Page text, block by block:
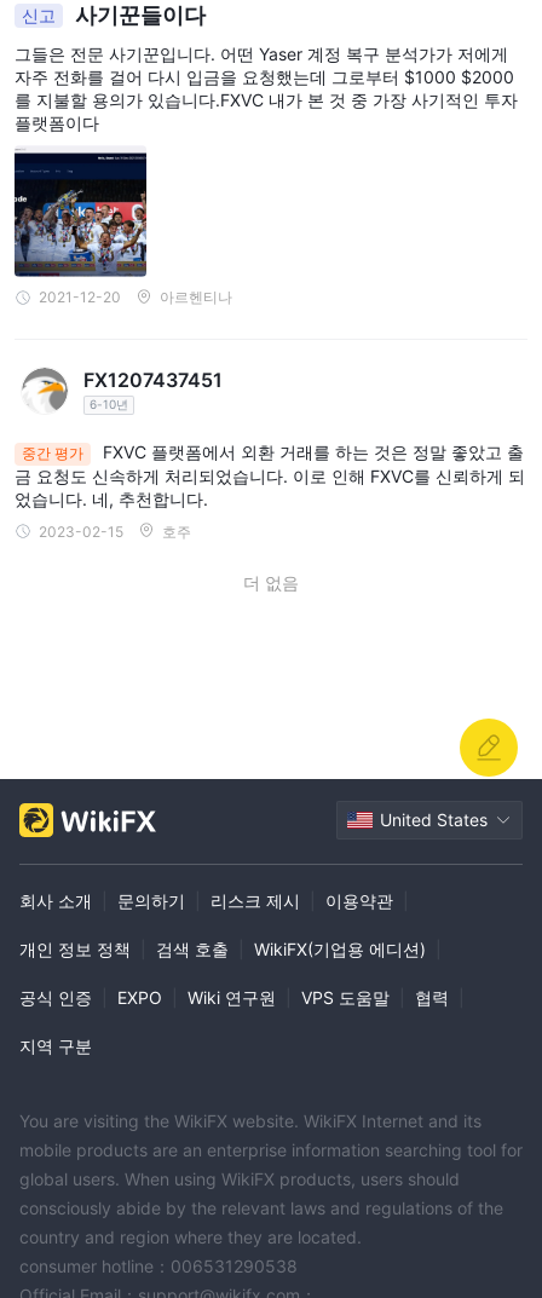
신고 사기꾼들이다
그들은 전문 사기꾼입니다. 어떤 Yaser 계정 복구 분석가가 저에게
자주 전화를 걸어 다시 입금을 요청했는데 그로부터 $1000 $2000
를 지불할 용의가 있습니다.FXVC 내가 본 것 중 가장 사기적인 투자
플랫폼이다
2021-12-20 아르헨티나
FX1207437451
6-10년
중간 평가
FXVC 플랫폼에서 외환 거래를 하는 것은 정말 좋았고 출
금 요청도 신속하게 처리되었습니다. 이로 인해 FXVC를 신뢰하게 되
었습니다. 네, 추천합니다.
2023-02-15 호주
더 없음
United States
회사 소개 문의하기 리스크 제시 이용약관
개인 정보 정책 검색 호출 WikiFX(기업용 에디션)
공식 인증 EXPO Wiki 연구원 VPS 도움말 협력
지역 구분
You are visiting the WikiFX website. WikiFX Internet and its
mobile products are an enterprise information searching tool for
global users. When using WikiFX products, users should
consciously abide by the relevant laws and regulations of the
country and region where they are located.
consumer hotline：006531290538